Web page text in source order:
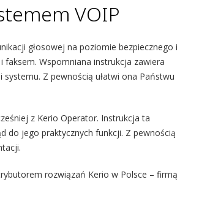
VOIP
głosowej na poziomie bezpiecznego i
Wspomniana instrukcja zawiera
Z pewnością ułatwi ona Państwu
z Kerio Operator. Instrukcja ta
do jego praktycznych funkcji. Z pewnością
rozwiązań Kerio w Polsce – firmą